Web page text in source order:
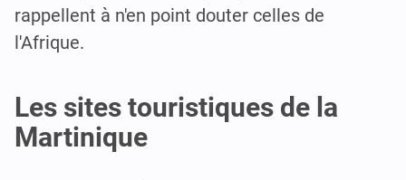
rappellent à n'en point douter celles de
l'Afrique.
Les sites touristiques de la
Martinique